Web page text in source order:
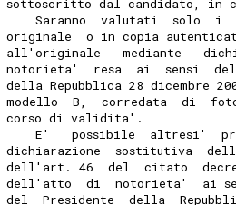
sottoscritto dal candidato, in
Saranno  valutati  solo  i
originale  o in copia
all'originale   mediante
notorieta'  resa  ai  sensi
della Repubblica 28 dicembre
modello  B,  corredata  di
corso di validita'.
E'   possibile  altresi'
dichiarazione  sostitutiva
dell'art. 46  del  citato
dell'atto  di  notorieta'  ai
del  Presidente  della